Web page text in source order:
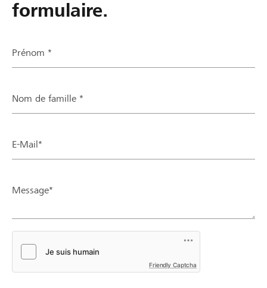
formulaire.
Prénom *
Nom de famille *
E-Mail*
Message*
Friendly Captcha